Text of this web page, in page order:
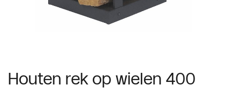
Houten rek op wielen 400